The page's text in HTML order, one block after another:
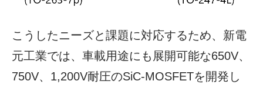
こうしたニーズと課題に対応するため、新電
元工業では、車載用途にも展開可能な650V、
750V、1,200V耐圧のSiC-MOSFETを開発し